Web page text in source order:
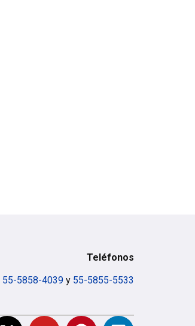
Teléfonos
55-5858-4039 y 55-5855-5533